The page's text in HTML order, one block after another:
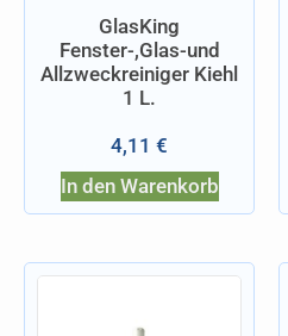
GlasKing
Fenster-,Glas-und
Allzweckreiniger Kiehl
1 L.
4,11 €
In den Warenkorb